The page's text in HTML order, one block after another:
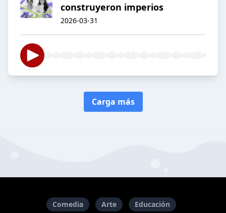
construyeron imperios
2026-03-31
Carga más
Comedia Arte Educación